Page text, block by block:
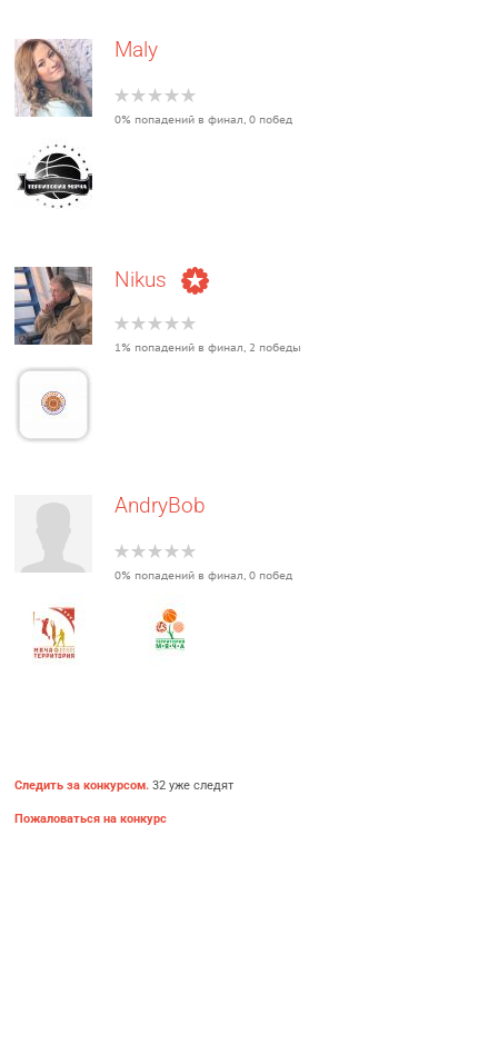
Maly
0% попадений в финал, 0 побед
Nikus
1% попадений в финал, 2 победы
AndryBob
0% попадений в финал, 0 побед
Следить за конкурсом. 32 уже следят
Пожаловаться на конкурс